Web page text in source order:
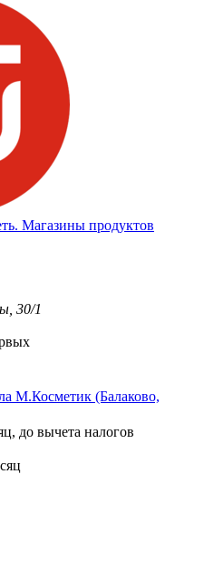
Магазины продуктов
30/1
М.Косметик (Балаково,
до вычета налогов